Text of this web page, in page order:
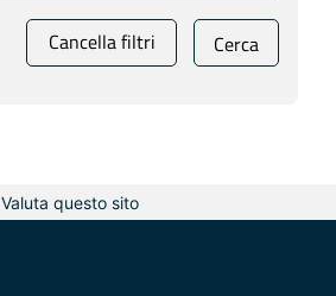
Cancella filtri Cerca
Valuta questo sito